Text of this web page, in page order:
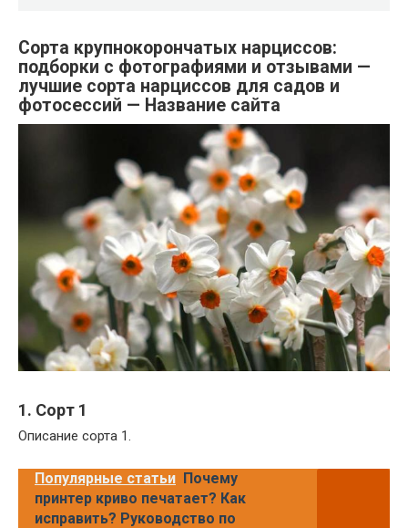
Сорта крупнокорончатых нарциссов:
подборки с фотографиями и отзывами —
лучшие сорта нарциссов для садов и
фотосессий — Название сайта
1. Сорт 1
Описание сорта 1.
Популярные статьи Почему
принтер криво печатает? Как
исправить? Руководство по